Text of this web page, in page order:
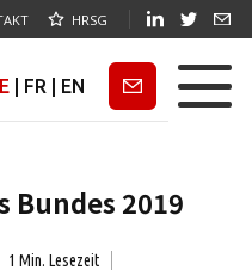
HRSG
FR EN Newsletter
Bundes 2019
1 Min. Lesezeit